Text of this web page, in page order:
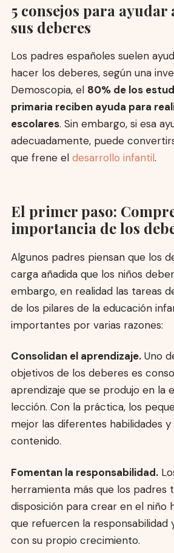
5 consejos para
sus deberes
Los padres españoles suelen
hacer los deberes, según una
Demoscopia, el 80% de los
primaria reciben ayuda para
escolares. Sin embargo, si esa
adecuadamente, puede
que frene el desarrollo infantil.
El primer paso:
importancia de los
Algunos padres piensan que los
carga añadida que los niños
embargo, en realidad las tareas
de los pilares de la educación
importantes por varias razones:
Consolidan el aprendizaje.Uno
objetivos de los deberes es
aprendizaje que se produjo en la
lección. Con la práctica, los
mejor las diferentes habilidades
contenido.
Fomentan la responsabilidad.
herramienta más que los padres
disposición para crear en el niño
que refuercen la responsabilidad
con su propio crecimiento.